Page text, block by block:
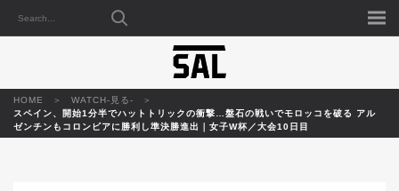
HOME
WATCH-見る-
スペイン、開始1分半でハットトリックの衝撃…盤石の戦いでモロッコを破る アル
ゼンチンもコロンビアに勝利し準決勝進出｜女子W杯／大会10日目